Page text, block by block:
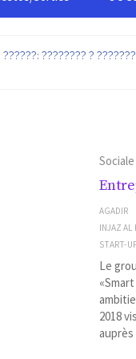
???????? ?
Sociale
AGADIR
INJAZ AL
START-
Le
2018